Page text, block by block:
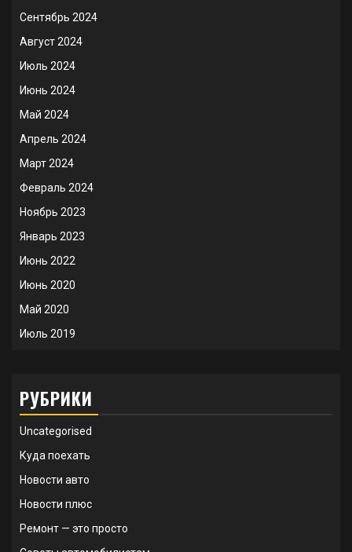
Сентябрь 2024
Август 2024
Июль 2024
Июнь 2024
Май 2024
Апрель 2024
Март 2024
Февраль 2024
Ноябрь 2023
Январь 2023
Июнь 2022
Июнь 2020
Май 2020
Июль 2019
РУБРИКИ
Uncategorised
Куда поехать
Новости авто
Новости плюс
Ремонт — это просто